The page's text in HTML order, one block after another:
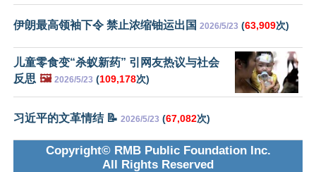
伊朗最高领袖下令 禁止浓缩铀运出国 2026/5/23 (63,909次)
儿童零食变“杀蚁新药” 引网友热议与社会
反思 🖼️ 2026/5/23 (109,178次)
习近平的文革情结 📝 2026/5/23 (67,082次)
Copyright© RMB Public Foundation Inc.
All Rights Reserved